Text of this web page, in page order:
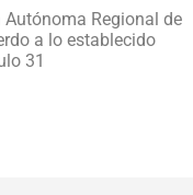
Regional de
a lo establecido
31